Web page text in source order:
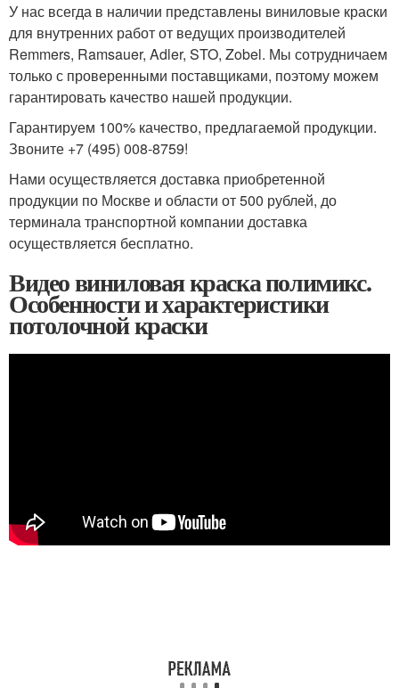
У нас всегда в наличии представлены виниловые краски
для внутренних работ от ведущих производителей
Remmers, Ramsauer, Adler, STO, Zobel. Мы сотрудничаем
только с проверенными поставщиками, поэтому можем
гарантировать качество нашей продукции.
Гарантируем 100% качество, предлагаемой продукции.
Звоните +7 (495) 008-8759!
Нами осуществляется доставка приобретенной
продукции по Москве и области от 500 рублей, до
терминала транспортной компании доставка
осуществляется бесплатно.
Видео виниловая краска полимикс.
Особенности и характеристики
потолочной краски